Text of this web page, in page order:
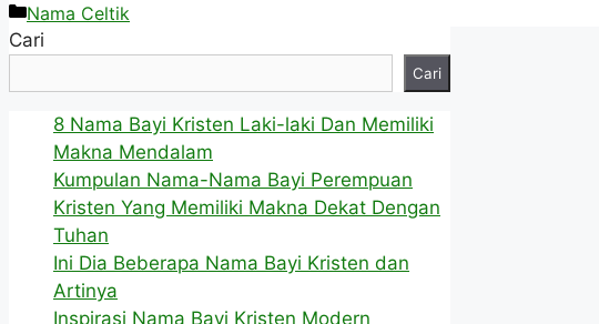
Kategori
Nama Celtik
Cari
Cari
8 Nama Bayi Kristen Laki-laki Dan Memiliki
Makna Mendalam
Kumpulan Nama-Nama Bayi Perempuan
Kristen Yang Memiliki Makna Dekat Dengan
Tuhan
Ini Dia Beberapa Nama Bayi Kristen dan
Artinya
Inspirasi Nama Bayi Kristen Modern